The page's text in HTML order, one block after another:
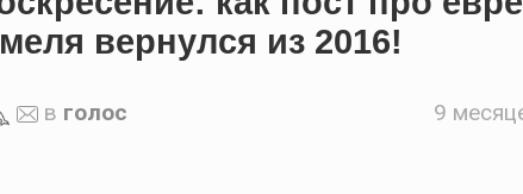
вернулся из 2016!
9
в голос